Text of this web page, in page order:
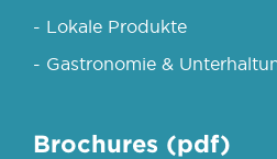
- Lokale Produkte
- Gastronomie &
Brochures (pdf)